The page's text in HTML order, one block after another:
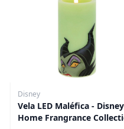
Disney
Vela LED Maléfica - Disney
Home Frangrance